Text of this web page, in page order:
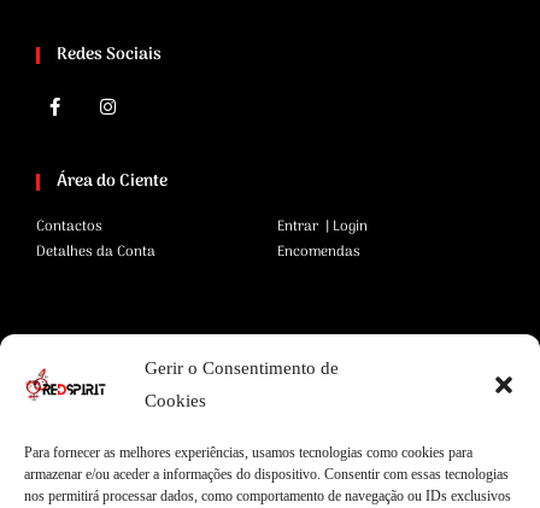
Gerir o Consentimento de
Cookies
Para fornecer as melhores experiências, usamos tecnologias como cookies para
armazenar e/ou aceder a informações do dispositivo. Consentir com essas tecnologias
nos permitirá processar dados, como comportamento de navegação ou IDs exclusivos
Redes Sociais
Área do Ciente
Contactos
Detalhes da Conta
Entrar | Login
Encomendas
Termos e Condições
Cookies
Livro de Reclamações